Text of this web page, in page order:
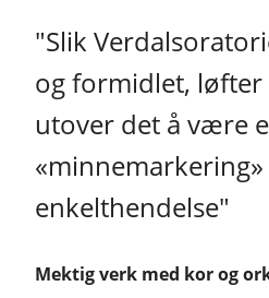
"Slik
og formidlet, løfter
utover det å være
enkelthendelse"
Mektig verk med kor og